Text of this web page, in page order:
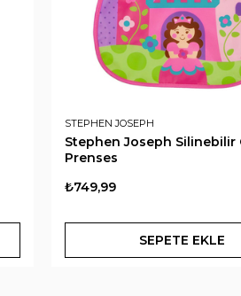
STEPHEN JOSEPH
Stephen Joseph Silinebilir
Prenses
₺749,99
SEPETE EKLE